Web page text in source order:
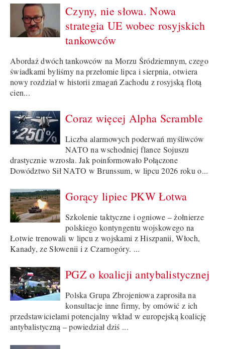
Czyny, nie słowa. Nowa
strategia UE wobec rosyjskich
tankowców
Abordaż dwóch tankowców na Morzu Śródziemnym, czego
świadkami byliśmy na przełomie lipca i sierpnia, otwiera
nowy rozdział w historii zmagań Zachodu z rosyjską flotą
cien...
Coraz więcej Alpha Scramble
Liczba alarmowych poderwań myśliwców
NATO na wschodniej flance Sojuszu
drastycznie wzrosła. Jak poinformowało Połączone
Dowództwo Sił NATO w Brunssum, w lipcu 2026 roku o...
Gorący lipiec PKW Łotwa
Szkolenie taktyczne i ogniowe – żołnierze
polskiego kontyngentu wojskowego na
Łotwie trenowali w lipcu z wojskami z Hiszpanii, Włoch,
Kanady, ze Słowenii i z Czarnogóry. ...
PGZ o koalicji antybalistycznej
Polska Grupa Zbrojeniowa zaprosiła na
konsultacje inne firmy, by omówić z ich
przedstawicielami potencjalny wkład w europejską koalicję
antybalistyczną – powiedział dziś ...